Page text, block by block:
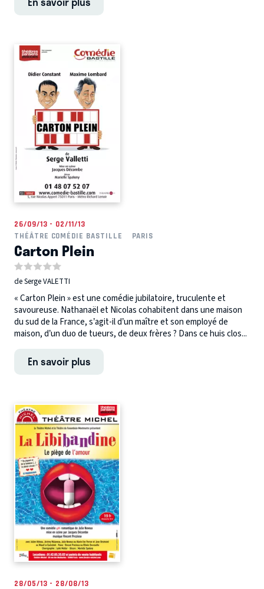
26/09/13 - 02/11/13
THÉÂTRE COMÉDIE BASTILLE
PARIS
Carton Plein
de Serge VALETTI
« Carton Plein » est une comédie jubilatoire, truculente et
savoureuse. Nathanaël et Nicolas cohabitent dans une maison
du sud de la France, s’agit-il d’un maître et son employé de
maison, d’un duo de tueurs, de deux frères ? Dans ce huis clos...
En savoir plus
28/05/13 - 28/08/13